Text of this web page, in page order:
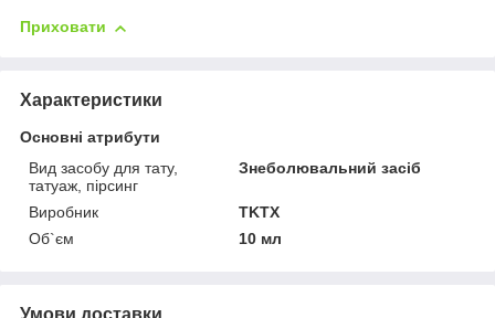
Приховати
Характеристики
Основні атрибути
Вид засобу для тату,
татуаж, пірсинг
Знеболювальний засіб
Виробник
TKTX
Об`єм
10 мл
Умови доставки